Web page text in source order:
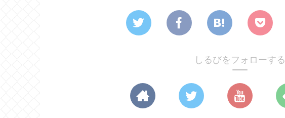
しるびをフォローする